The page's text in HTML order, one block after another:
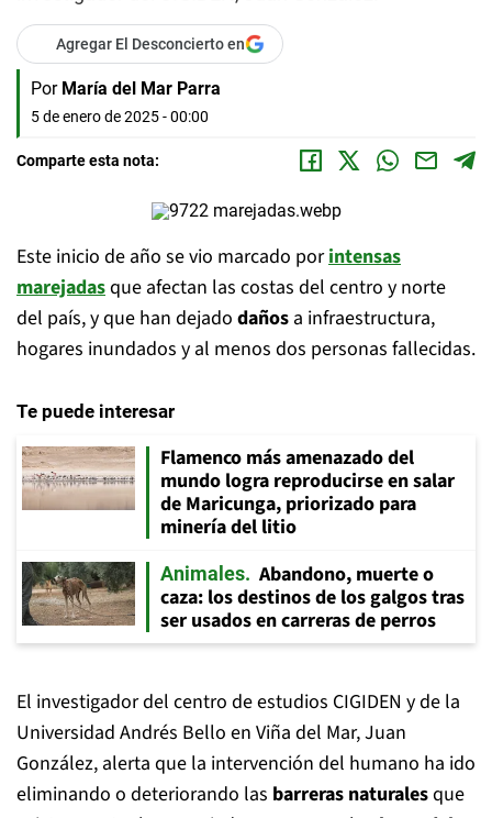
Agregar El Desconcierto en
Por María del Mar Parra
5 de enero de 2025 - 00:00
Comparte esta nota:
Este inicio de año se vio marcado porintensas
marejadasque afectan las costas del centro y norte
del país, y que han dejado daños a infraestructura,
hogares inundados y al menos dos personas fallecidas.
Te puede interesar
Flamenco más amenazado del
mundo logra reproducirse en salar
de Maricunga, priorizado para
minería del litio
Animales
Abandono, muerte o
caza: los destinos de los galgos tras
ser usados en carreras de perros
El investigador del centro de estudios CIGIDEN y de la
Universidad Andrés Bello en Viña del Mar, Juan
González, alerta que la intervención del humano ha ido
eliminando o deteriorando las barreras naturalesque